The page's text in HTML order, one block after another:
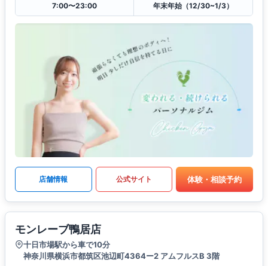
7:00〜23:00
年末年始（12/30~1/3）
店舗情報 公式サイト 体験・相談予約
モンレーブ鴨居店
十日市場駅から車で10分
神奈川県横浜市都筑区池辺町4364ー2 アムフルスB 3階